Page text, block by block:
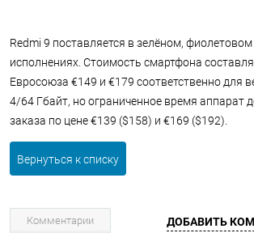
Redmi 9 поставляется в зелёном,
исполнениях. Стоимость смартфона
Евросоюза €149 и €179 соответственно для
4/64 Гбайт, но ограниченное время аппарат
заказа по цене €139 ($158) и €169 ($192).
Вернуться к списку
Комментарии ДОБАВИТЬ